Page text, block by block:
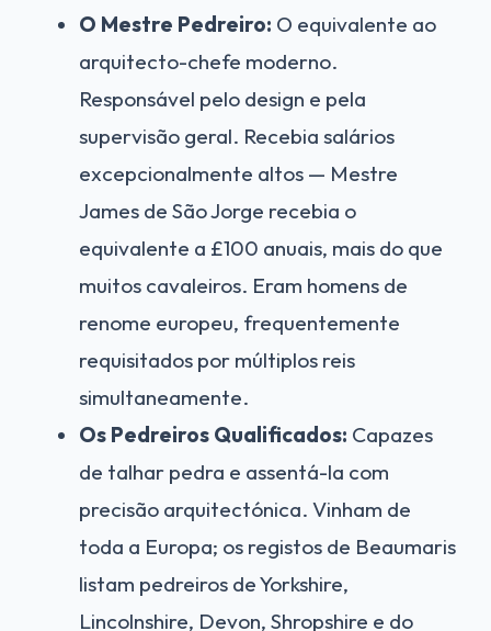
O Mestre Pedreiro: O equivalente ao
arquitecto-chefe moderno.
Responsável pelo design e pela
supervisão geral. Recebia salários
excepcionalmente altos — Mestre
James de São Jorge recebia o
equivalente a £100 anuais, mais do que
muitos cavaleiros. Eram homens de
renome europeu, frequentemente
requisitados por múltiplos reis
simultaneamente.
Os Pedreiros Qualificados: Capazes
de talhar pedra e assentá-la com
precisão arquitectónica. Vinham de
toda a Europa; os registos de Beaumaris
listam pedreiros de Yorkshire,
Lincolnshire, Devon, Shropshire e do